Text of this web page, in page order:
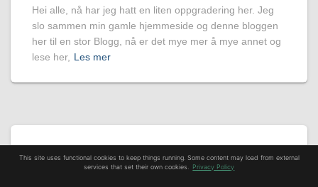
Hei alle, nå har jeg hatt en liten oppgradering her. Jeg
slo sammen min gamle hjemmeside og denne bloggen
her til en stor Blogg, nå er det mye mer å mye annet og
lese her, Les mer
God Søndag
This site uses functional cookies to keep things running. Some content may load from external
services that set their own cookies.
Privacy Policy